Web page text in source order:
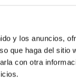
y los anuncios,
que haga del sitio
con otra